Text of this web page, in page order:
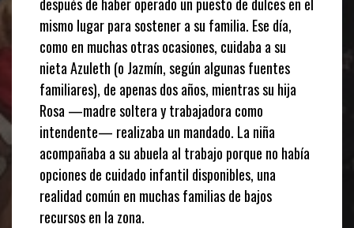
mismo lugar para sostener a su familia. Ese día,
como en muchas otras ocasiones, cuidaba a su
nieta Azuleth (o Jazmín, según algunas fuentes
familiares), de apenas dos años, mientras su hija
Rosa —madre soltera y trabajadora como
intendente— realizaba un mandado. La niña
acompañaba a su abuela al trabajo porque no había
opciones de cuidado infantil disponibles, una
realidad común en muchas familias de bajos
recursos en la zona.